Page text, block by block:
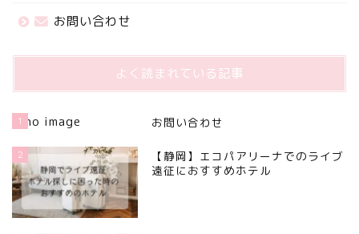
お問い合わせ
よく読まれている記事
1 お問い合わせ
2
【静岡】エコパアリーナでのライブ
遠征におすすめホテル